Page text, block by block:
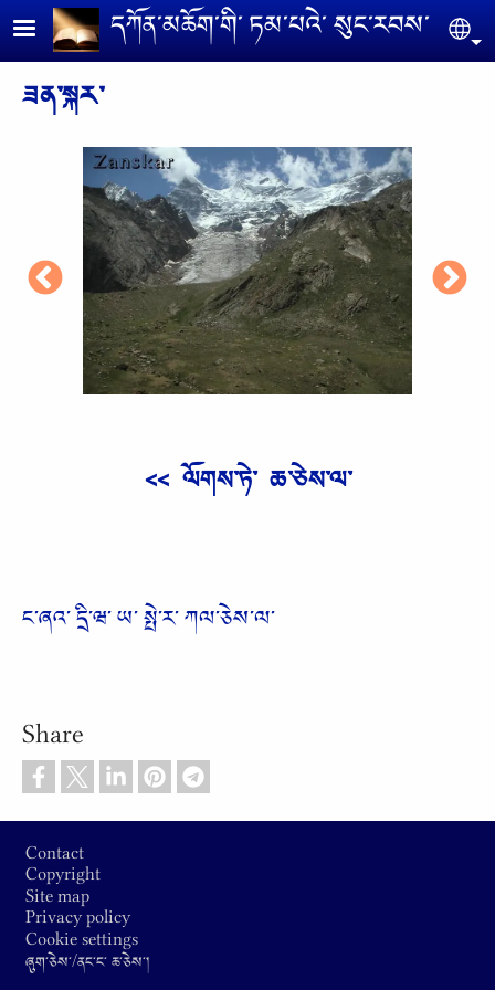
Skip to main contentདཀོན༌མཆོག༌གི༌ ཏམ༌པའེ༌ སུང༌རབས༌
ཟན༌སྐར༌
<< ལོགས༌ཏེ༌ ཆ༌ཅེས༌ལ༌
ང༌ཞའ༌ དྲི༌ཝ༌ ཡ༌ སྤེ༌ར༌ ཀལ༌ཅེས༌ལ༌
Share
Footer
Contact
Copyright
Site map
Privacy policy
Cookie settings
ཞུག༌ཅེས༌/ནང༌ང༌ ཆ༌ཅེས༌།